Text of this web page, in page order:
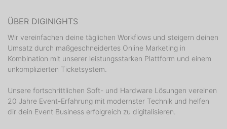
ÜBER DIGINIGHTS
Wir vereinfachen deine täglichen Workflows und steigern deinen
Umsatz durch maßgeschneidertes Online Marketing in
Kombination mit unserer leistungsstarken Plattform und einem
unkomplizierten Ticketsystem.
Unsere fortschrittlichen Soft- und Hardware Lösungen vereinen
20 Jahre Event-Erfahrung mit modernster Technik und helfen
dir dein Event Business erfolgreich zu digitalisieren.